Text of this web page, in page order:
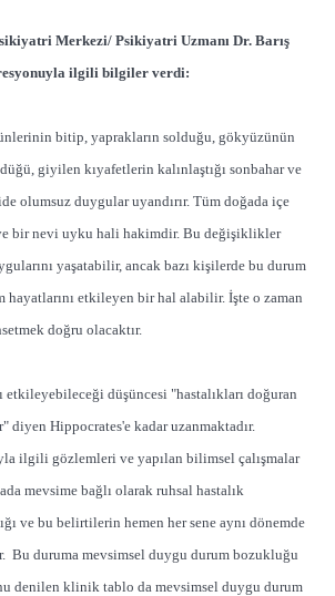
Merkezi/ Psikiyatri Uzmanı Dr. Barış
ilgili bilgiler verdi:
bitip, yaprakların solduğu, gökyüzünün
giyilen kıyafetlerin kalınlaştığı sonbahar ve
olumsuz duygular uyandırır. Tüm doğada içe
bir nevi uyku hali hakimdir. Bu değişiklikler
yaşatabilir, ancak bazı kişilerde bu durum
hayatlarını etkileyen bir hal alabilir. İşte o zaman
doğru olacaktır.
etkileyebileceği düşüncesi "hastalıkları doğuran
diyen Hippocrates'e kadar uzanmaktadır.
ilgili gözlemleri ve yapılan bilimsel çalışmalar
mevsime bağlı olarak ruhsal hastalık
ve bu belirtilerin hemen her sene aynı dönemde
Bu duruma mevsimsel duygu durum bozukluğu
denilen klinik tablo da mevsimsel duygu durum